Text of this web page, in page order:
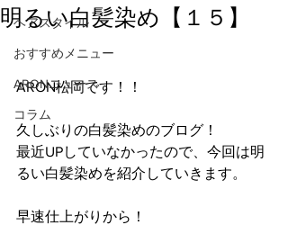
ヘアスタイル
おすすめメニュー
ARONニュース
コラム
明るい白髪染め【１５】
ARON松岡です！！
久しぶりの白髪染めのブログ！
最近UPしていなかったので、今回は明
るい白髪染めを紹介していきます。
早速仕上がりから！